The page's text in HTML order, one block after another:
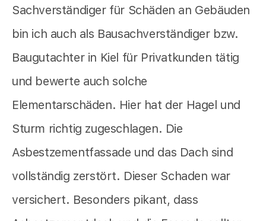
Sachverständiger für Schäden an Gebäuden
bin ich auch als Bausachverständiger bzw.
Baugutachter in Kiel für Privatkunden tätig
und bewerte auch solche
Elementarschäden. Hier hat der Hagel und
Sturm richtig zugeschlagen. Die
Asbestzementfassade und das Dach sind
vollständig zerstört. Dieser Schaden war
versichert. Besonders pikant, dass